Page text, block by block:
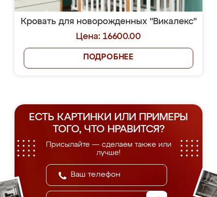
Кровать для новорожденных "Викалекс"
Цена: 16600.00
ПОДРОБНЕЕ
ЕСТЬ КАРТИНКИ ИЛИ ПРИМЕРЫ
ТОГО, ЧТО НРАВИТСЯ?
Присылайте — сделаем также или
лучше!